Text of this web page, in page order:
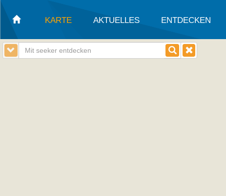
KARTE AKTUELLES ENTDECKEN